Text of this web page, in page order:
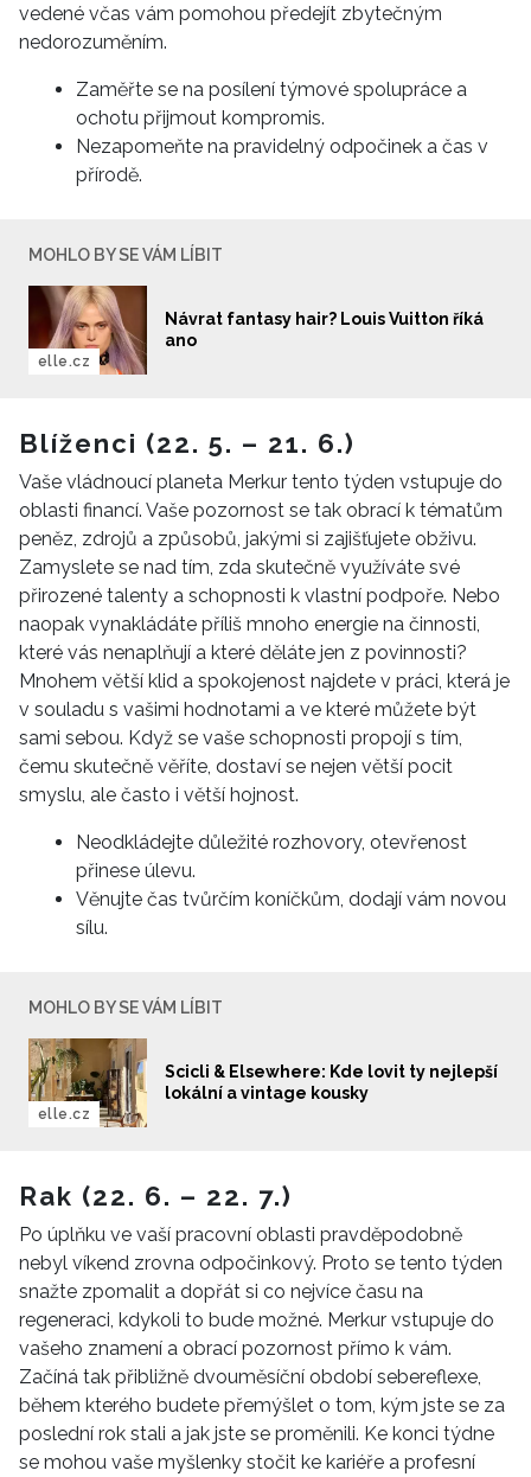
vedené včas vám pomohou předejít zbytečným
nedorozuměním.
Zaměřte se na posílení týmové spolupráce a
ochotu přijmout kompromis.
Nezapomeňte na pravidelný odpočinek a čas v
přírodě.
MOHLO BY SE VÁM LÍBIT
Návrat fantasy hair? Louis Vuitton říká
ano
elle.cz
Blíženci (22. 5. – 21. 6.)
Vaše vládnoucí planeta Merkur tento týden vstupuje do
oblasti financí. Vaše pozornost se tak obrací k tématům
peněz, zdrojů a způsobů, jakými si zajišťujete obživu.
Zamyslete se nad tím, zda skutečně využíváte své
přirozené talenty a schopnosti k vlastní podpoře. Nebo
naopak vynakládáte příliš mnoho energie na činnosti,
které vás nenaplňují a které děláte jen z povinnosti?
Mnohem větší klid a spokojenost najdete v práci, která je
v souladu s vašimi hodnotami a ve které můžete být
sami sebou. Když se vaše schopnosti propojí s tím,
čemu skutečně věříte, dostaví se nejen větší pocit
smyslu, ale často i větší hojnost.
Neodkládejte důležité rozhovory, otevřenost
přinese úlevu.
Věnujte čas tvůrčím koníčkům, dodají vám novou
sílu.
MOHLO BY SE VÁM LÍBIT
Scicli & Elsewhere: Kde lovit ty nejlepší
lokální a vintage kousky
elle.cz
Rak (22. 6. – 22. 7.)
Po úplňku ve vaší pracovní oblasti pravděpodobně
nebyl víkend zrovna odpočinkový. Proto se tento týden
snažte zpomalit a dopřát si co nejvíce času na
regeneraci, kdykoli to bude možné. Merkur vstupuje do
vašeho znamení a obrací pozornost přímo k vám.
Začíná tak přibližně dvouměsíční období sebereflexe,
během kterého budete přemýšlet o tom, kým jste se za
poslední rok stali a jak jste se proměnili. Ke konci týdne
se mohou vaše myšlenky stočit ke kariéře a profesní